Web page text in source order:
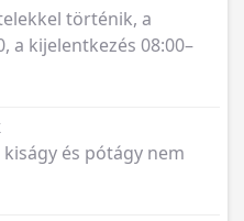
történik, a
a kijelentkezés 08:00–
és pótágy nem